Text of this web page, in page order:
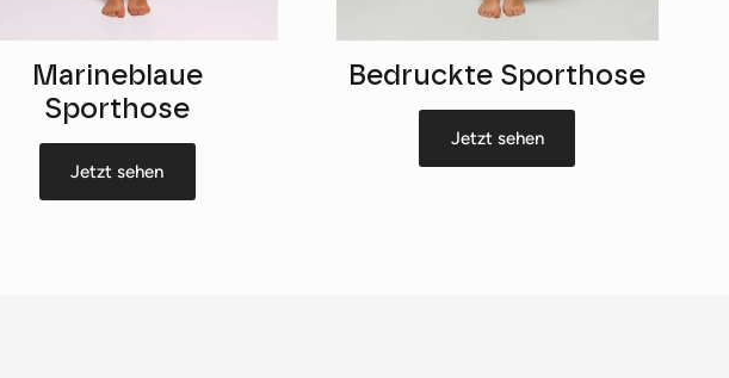
Marineblaue
Sporthose
Jetzt sehen
Bedruckte Sporthose
Jetzt sehen